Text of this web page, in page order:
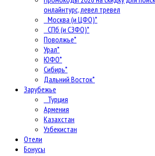
онлайнтурс, левел тревел
Москва (и ЦФО)*
СПб (и СЗФО)*
Поволжье*
Урал*
ЮФО*
Сибирь*
Дальний Восток*
Зарубежье
Турция
Армения
Казахстан
Узбекистан
Отели
Бонусы